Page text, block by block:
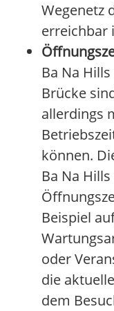
Wegenetz
erreichbar
Ba Na
Brücke
allerdings
können.
Ba Na
Beispiel
oder
die
dem